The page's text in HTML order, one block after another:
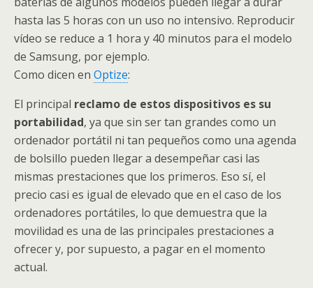
hasta las 5 horas con un uso no intensivo. Reproducir
vídeo se reduce a 1 hora y 40 minutos para el modelo
de Samsung, por ejemplo.
Como dicen en Optize:
El principal reclamo de estos dispositivos es su
portabilidad, ya que sin ser tan grandes como un
ordenador portátil ni tan pequeños como una agenda
de bolsillo pueden llegar a desempeñar casi las
mismas prestaciones que los primeros. Eso sí, el
precio casi es igual de elevado que en el caso de los
ordenadores portátiles, lo que demuestra que la
movilidad es una de las principales prestaciones a
ofrecer y, por supuesto, a pagar en el momento
actual.